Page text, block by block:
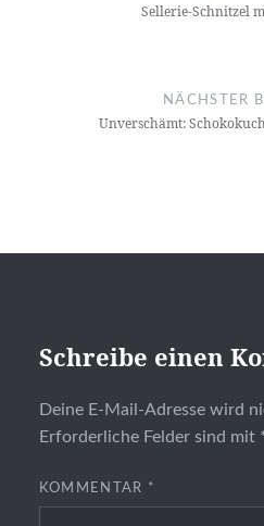
Sellerie-Schnitzel
NÄCHSTER
Unverschämt:
Schreibe einen
Deine E-Mail-Adresse wird
Erforderliche Felder sind mit
KOMMENTAR *